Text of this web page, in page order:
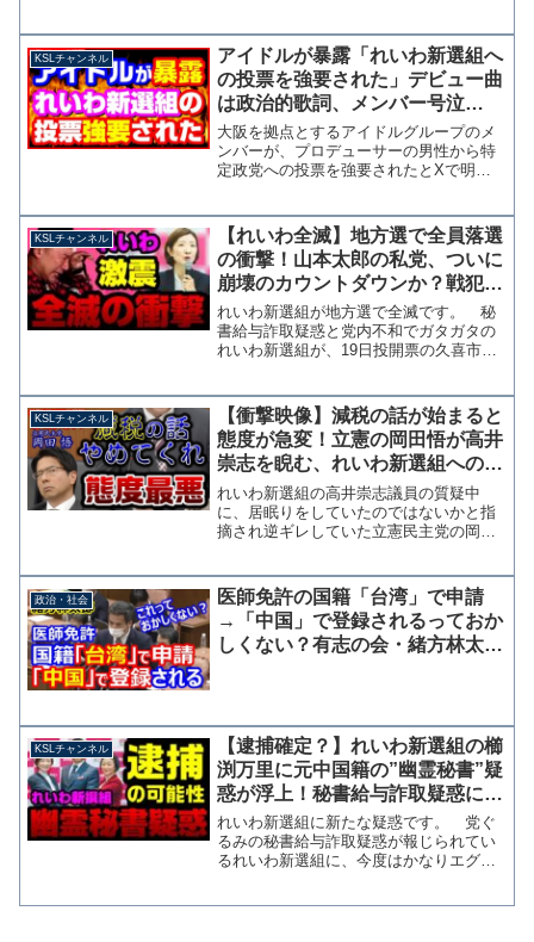
などと高圧的な発言をする場面がありま
した。 実際に局長の答弁は...
KSLチャンネル
アイドルが暴露「れいわ新選組へ
の投票を強要された」デビュー曲
は政治的歌詞、メンバー号泣
【KSLチャンネル】
大阪を拠点とするアイドルグループのメ
ンバーが、プロデューサーの男性から特
定政党への投票を強要されたとXで明か
デューサーの男性が参院選投開票日の翌
日に明かしており、現在は...
KSLチャンネル
【れいわ全滅】地方選で全員落選
の衝撃！山本太郎の私党、ついに
崩壊のカウントダウンか？戦犯は
大石あきこ、やはた愛、高井たか
し【KSLチャンネル】
れいわ新選組が地方選で全滅です。 秘
書給与詐取疑惑と党内不和でガタガタの
れいわ新選組が、19日投開票の久喜市議
た。どこもイージーな選挙だったわけで
すが、昨年の参院選から...
KSLチャンネル
【衝撃映像】減税の話が始まると
態度が急変！立憲の岡田悟が高井
崇志を睨む、れいわ新選組への敵
対心剥き出し【KSLチャンネル】
れいわ新選組の高井崇志議員の質疑中
に、居眠りをしていたのではないかと指
摘され逆ギレしていた立憲民主党の岡田
ったり、睨みつけるような表情をして、
最後は「早く終われ」とばか...
政治・社会
医師免許の国籍「台湾」で申請
→「中国」で登録されるっておか
しくない？有志の会・緒方林太郎
KSLチャンネル
【逮捕確定？】れいわ新選組の櫛
渕万里に元中国籍の”幽霊秘書”疑
惑が浮上！秘書給与詐取疑惑に新
展開【KSLチャンネル】
れいわ新選組に新たな疑惑です。 党ぐ
るみの秘書給与詐取疑惑が報じられてい
るれいわ新選組に、今度はかなりエグイ